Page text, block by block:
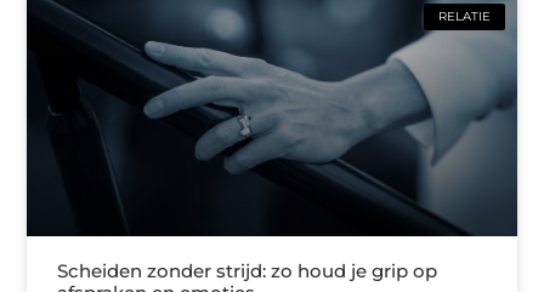
RELATIE
Scheiden zonder strijd: zo houd je grip op